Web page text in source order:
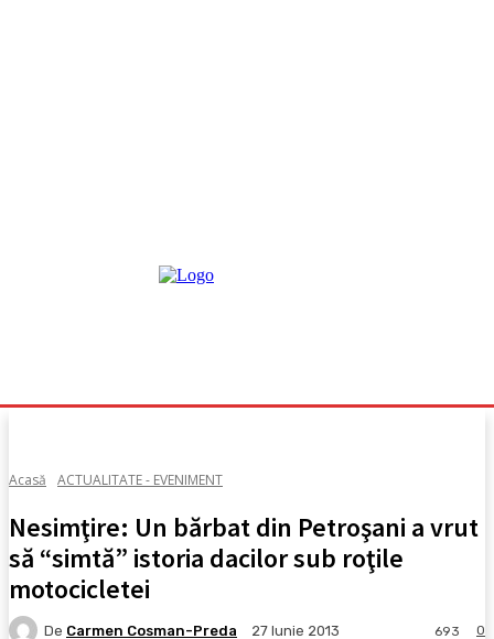
Acasă ACTUALITATE - EVENIMENT
Nesimţire: Un bărbat din Petroşani a vrut
să “simtă” istoria dacilor sub roţile
motocicletei
De Carmen Cosman-Preda 27 Iunie 2013 0
693